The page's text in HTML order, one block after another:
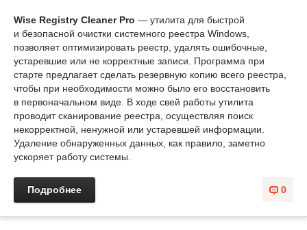
Wise Registry Cleaner Pro — утилита для быстрой
и безопасной очистки системного реестра Windows,
позволяет оптимизировать реестр, удалять ошибочные,
устаревшие или не корректные записи. Программа при
старте предлагает сделать резервную копию всего реестра,
чтобы при необходимости можно было его восстановить
в первоначальном виде. В ходе свей работы утилита
проводит сканирование реестра, осуществляя поиск
некорректной, ненужной или устаревшей информации.
Удаление обнаруженных данных, как правило, заметно
ускоряет работу системы.
0
Подробнее